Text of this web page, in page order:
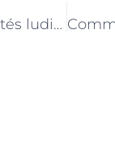
Les activités ludiques proposées par les gardes d’enfants à domicile à Paris